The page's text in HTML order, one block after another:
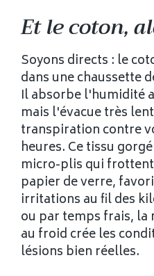
Et le coton,
Soyons directs : le
dans une chaussette
Il absorbe l'humidité
mais l'évacue très
transpiration contre
heures. Ce tissu
micro-plis qui
papier de verre,
irritations au fil des
ou par temps frais,
au froid crée les
lésions bien réelles.